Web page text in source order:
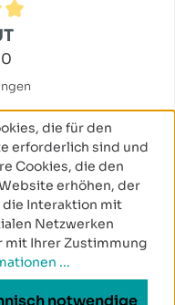
4.9 von 5 Sternen
die für den
erforderlich sind und
Cookies, die den
erhöhen, der
Interaktion mit
Netzwerken
mit Ihrer Zustimmung
...
notwendige